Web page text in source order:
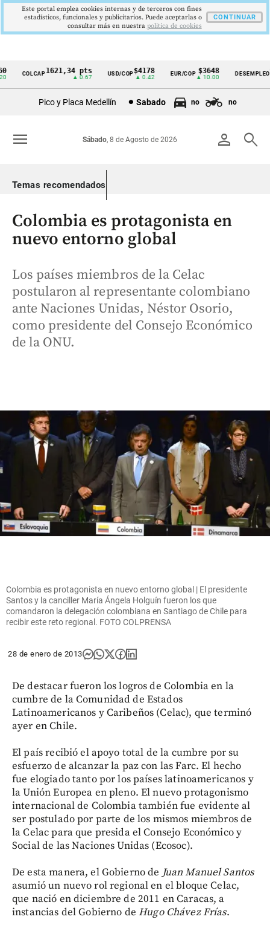
Cintillo
Colombia
COLCAP1621,34 pts
▲ 0.67
USD/COP$4178
▲ 0.42
EUR/COP $3648
▲ 10.00
DESEMPLEO
▼
Pico y Placa Medellín Sabado no no
person search
Sábado, 8 de Agosto de 2026
menu
Temas recomendados
Colombia es protagonista en
nuevo entorno global
Los países miembros de la Celac
postularon al representante colombiano
ante Naciones Unidas, Néstor Osorio,
como presidente del Consejo Económico
de la ONU.
Colombia es protagonista en nuevo entorno global | El presidente
Santos y la canciller María Ángela Holguín fueron los que
comandaron la delegación colombiana en Santiago de Chile para
recibir este reto regional. FOTO COLPRENSA
28 de enero de 2013
De destacar fueron los logros de Colombia en la
cumbre de la Comunidad de Estados
Latinoamericanos y Caribeños (Celac), que terminó
ayer en Chile.
El país recibió el apoyo total de la cumbre por su
esfuerzo de alcanzar la paz con las Farc. El hecho
fue elogiado tanto por los países latinoamericanos y
la Unión Europea en pleno. El nuevo protagonismo
internacional de Colombia también fue evidente al
ser postulado por parte de los mismos miembros de
la Celac para que presida el Consejo Económico y
Social de las Naciones Unidas (Ecosoc).
De esta manera, el Gobierno de Juan Manuel Santos
asumió un nuevo rol regional en el bloque Celac,
que nació en diciembre de 2011 en Caracas, a
instancias del Gobierno deHugo Chávez Frías.
Este portal emplea cookies internas y de terceros con fines
estadísticos, funcionales y publicitarios. Puede aceptarlas o
consultar más en nuestra politica de cookies
CONTINUAR